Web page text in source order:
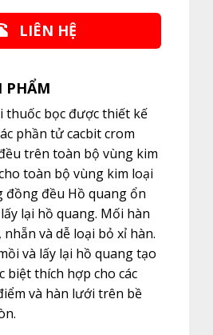
LIÊN HỆ
PHẨM
thuốc bọc được thiết kế
phần tử cacbit crom
trên toàn bộ vùng kim
toàn bộ vùng kim loại
đồng đều Hồ quang ổn
lại hồ quang. Mối hàn
và dễ loại bỏ xỉ hàn.
và lấy lại hồ quang tạo
biệt thích hợp cho các
và hàn lưới trên bề